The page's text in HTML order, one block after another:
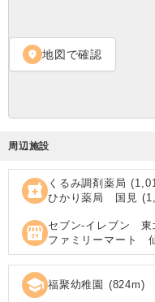
location_on 地図で確認
周辺施設
local_pharmacy くるみ調剤薬局 (
ひかり薬局 国見 (
local_convenience_store セブン‐イレブン 東
ファミリーマート
school 福聚幼稚園 (824m)